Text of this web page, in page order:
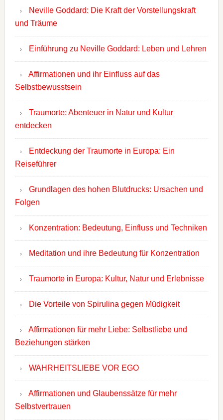
Neville Goddard: Die Kraft der Vorstellungskraft
und Träume
Einführung zu Neville Goddard: Leben und Lehren
Affirmationen und ihr Einfluss auf das
Selbstbewusstsein
Traumorte: Abenteuer in Natur und Kultur
entdecken
Entdeckung der Traumorte in Europa: Ein
Reiseführer
Grundlagen des hohen Blutdrucks: Ursachen und
Folgen
Konzentration: Bedeutung, Einfluss und Techniken
Meditation und ihre Bedeutung für Konzentration
Traumorte in Europa: Kultur, Natur und Erlebnisse
Die Vorteile von Spirulina gegen Müdigkeit
Affirmationen für mehr Liebe: Selbstliebe und
Beziehungen stärken
WAHRHEITSLIEBE VOR EGO
Affirmationen und Glaubenssätze für mehr
Selbstvertrauen